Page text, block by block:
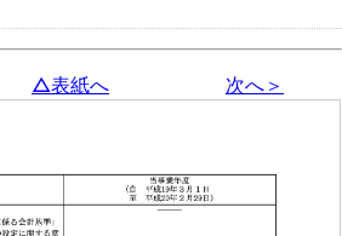
△表紙へ 次へ＞